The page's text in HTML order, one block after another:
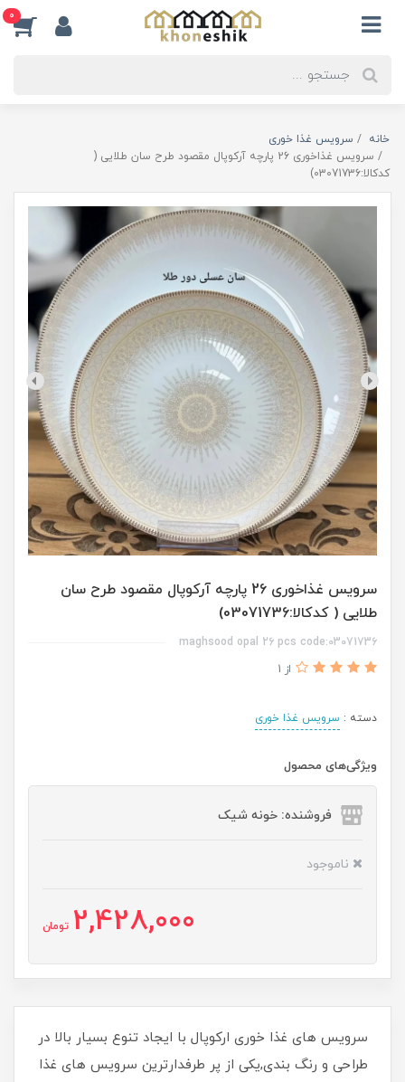
0
خانه
سرویس غذا خوری
سرویس غذاخوری 26 پارچه آرکوپال مقصود طرح سان طلایی (
کدکالا:03071736)
سرویس غذاخوری 26 پارچه آرکوپال مقصود طرح سان
طلایی ( کدکالا:03071736)
maghsood opal 26 pcs code:03071736
از 1
دسته : سرویس غذا خوری
ویژگی‌های محصول
فروشنده: خونه شیک
ناموجود
2,428,000 تومان
سرویس های غذا خوری ارکوپال با ایجاد تنوع بسیار بالا در
طراحی و رنگ بندی,یکی از پر طرفدارترین سرویس های غذا